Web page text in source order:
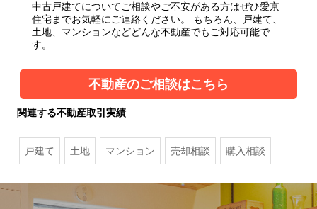
中古戸建てについてご相談やご不安がある方はぜひ愛京
住宅までお気軽にご連絡ください。
もちろん、戸建て、
土地、マンションなどどんな不動産でもご対応可能で
す。
不動産のご相談はこちら
関連する不動産取引実績
戸建て 土地 マンション 売却相談 購入相談